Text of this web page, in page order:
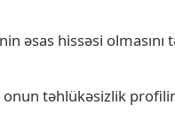
əsas hissəsi olmasını
onun təhlükəsizlik